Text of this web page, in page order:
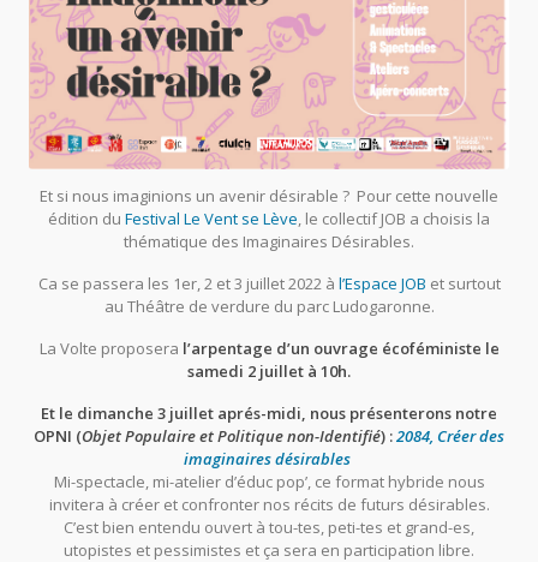
Et si nous imaginions un avenir désirable ? Pour cette nouvelle
édition du Festival Le Vent se Lève , le collectif JOB a choisis la
thématique des Imaginaires Désirables.
Ca se passera les 1er, 2 et 3 juillet 2022 à l’Espace JOB et surtout
au Théâtre de verdure du parc Ludogaronne.
La Volte proposera l’arpentage d’un ouvrage écoféministe le
samedi 2 juillet à 10h.
Et le dimanche 3 juillet aprés-midi, nous présenterons notre
OPNI (Objet Populaire et Politique non-Identifié) :2084, Créer des
imaginaires désirables
Mi-spectacle, mi-atelier d’éduc pop’, ce format hybride nous
invitera à créer et confronter nos récits de futurs désirables.
C’est bien entendu ouvert à tou-tes, peti-tes et grand-es,
utopistes et pessimistes et ça sera en participation libre.